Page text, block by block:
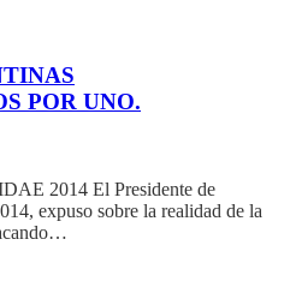
POR UNO.
2014 El Presidente de
expuso sobre la realidad de la